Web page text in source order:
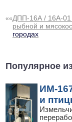
««ДПП-16А / 16А-01
рыбной и
городах
Популярное
ИМ-
и